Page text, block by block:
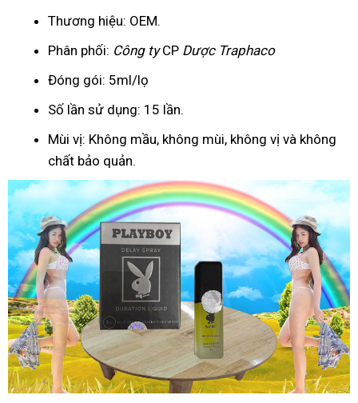
Thương hiệu: OEM.
Phân phối: Công tyCP Dược Traphaco
Đóng gói: 5ml/lọ
Số lần sử dụng: 15 lần.
Mùi vị: Không mầu, không mùi, không vị và không
chất bảo quản.